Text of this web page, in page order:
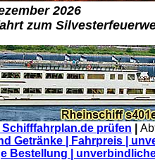
2026
zum
prüfen
Getränke | Fahrpreis |
Bestellung |